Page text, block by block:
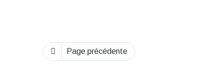
Page précédente